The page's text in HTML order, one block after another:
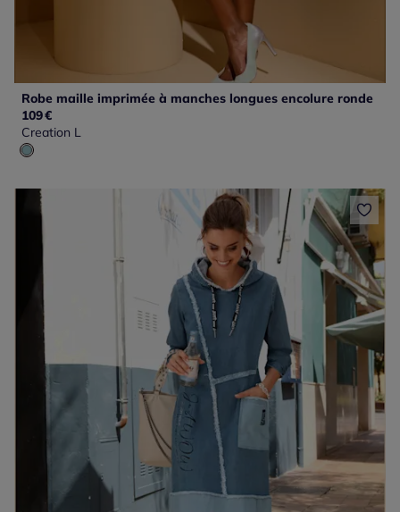
Robe maille imprimée à manches longues encolure ronde
109€
Creation L